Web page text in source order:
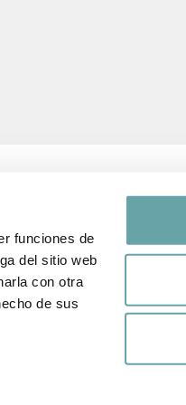
funciones de
del sitio web
con otra
de sus
de protecció
SEGUEIX-
experiència